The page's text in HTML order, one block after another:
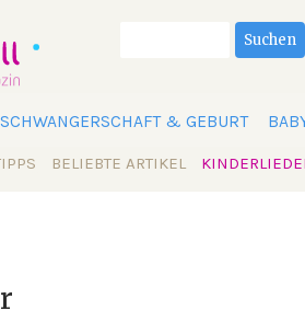
SCHWANGERSCHAFT & GEBURT
BELIEBTE ARTIKEL
Suchen